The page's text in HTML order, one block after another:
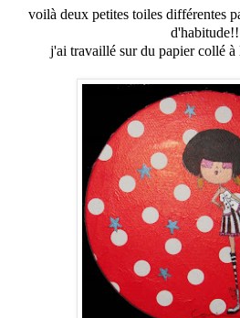
voilà deux petites toiles différentes
d'habitude!!
j'ai travaillé sur du papier collé